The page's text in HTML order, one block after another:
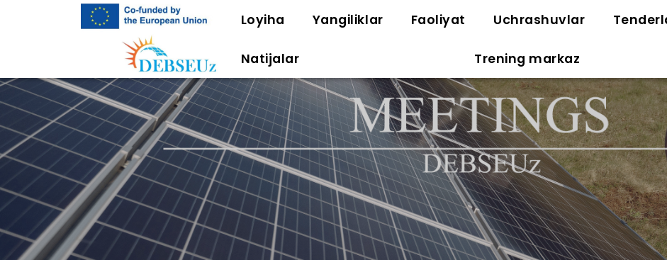
Loyiha Yangiliklar Faoliyat Uchrashuvlar
Natijalar Trening markaz